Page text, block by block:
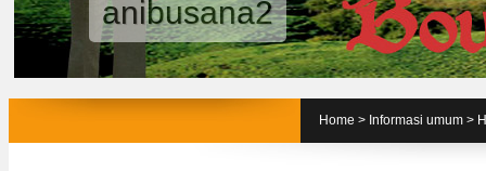
Home > Informasi umum >